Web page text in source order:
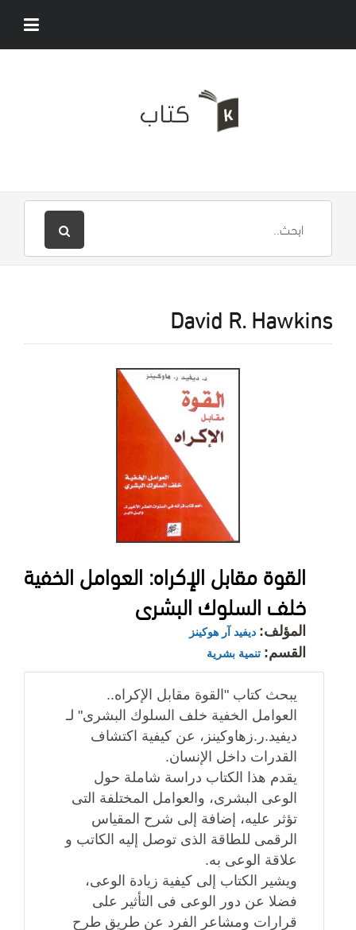
David R. Hawkins
القوة مقابل الإكراه: العوامل الخفية
خلف السلوك البشرى
المؤلف: ديفيد آر هوكينز
القسم: تنمية بشرية
يبحث كتاب "القوة مقابل الإكراه..
العوامل الخفية خلف السلوك البشرى" لـ
ديفيد.ر.زهاوكينز، عن كيفية اكتشاف
القدرات داخل الإنسان.
يقدم هذا الكتاب دراسة شاملة حول
الوعى البشرى، والعوامل المختلفة التى
تؤثر عليه، إضافة إلى شرح المقياس
الرقمى للطاقة الذى توصل إليه الكاتب و
علاقة الوعى به.
ويشير الكتاب إلى كيفية زيادة الوعى،
فضلا عن دور الوعى فى التأثير على
قرارات ومشاعر الفرد عن طريق طرح